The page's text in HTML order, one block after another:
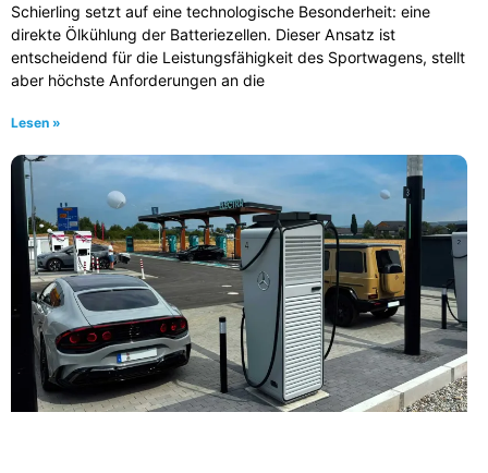
Schierling setzt auf eine technologische Besonderheit: eine
direkte Ölkühlung der Batteriezellen. Dieser Ansatz ist
entscheidend für die Leistungsfähigkeit des Sportwagens, stellt
aber höchste Anforderungen an die
Lesen »